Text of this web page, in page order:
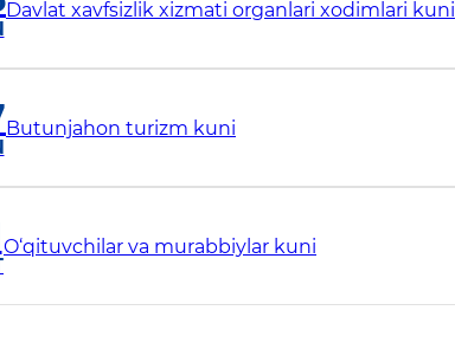
Davlat xavfsizlik xizmati organlari xodimlari kuni
Butunjahon turizm kuni
O‘qituvchilar va murabbiylar kuni